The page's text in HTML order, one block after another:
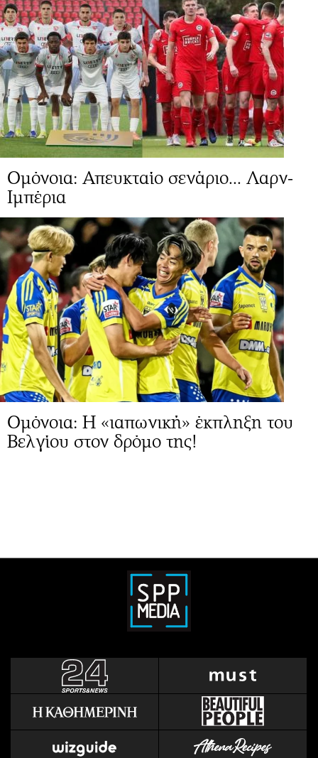
Ομόνοια: Απευκταίο σενάριο... Λαρν-
Ιμπέρια
Ομόνοια: Η «ιαπωνική» έκπληξη του
Βελγίου στον δρόμο της!